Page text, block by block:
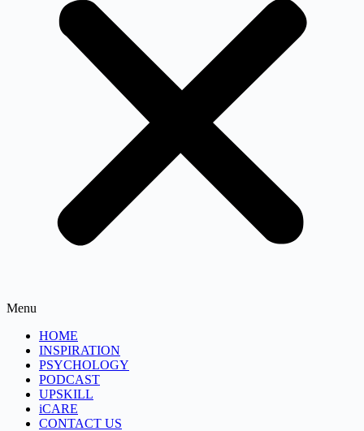
Menu
HOME
INSPIRATION
PSYCHOLOGY
PODCAST
UPSKILL
iCARE
CONTACT US